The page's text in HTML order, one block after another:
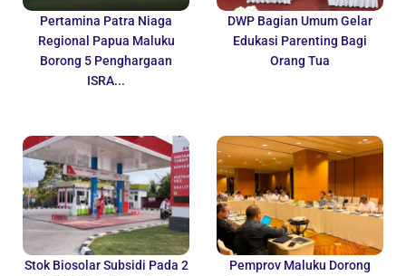
Pertamina Patra Niaga
Regional Papua Maluku
Borong 5 Penghargaan
ISRA...
DWP Bagian Umum Gelar
Edukasi Parenting Bagi
Orang Tua
Stok Biosolar Subsidi Pada 2
Pemprov Maluku Dorong